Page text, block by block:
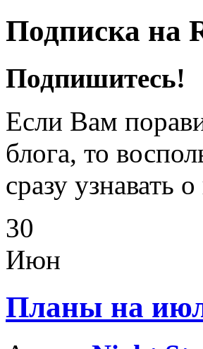
Подписка на
Подпишитесь!
Если Вам
блога, то
сразу узнавать
30
Июн
Планы на